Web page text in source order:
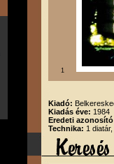
1
Kiadó:
Kiadás éve: 1984
Eredeti
Technika: 1